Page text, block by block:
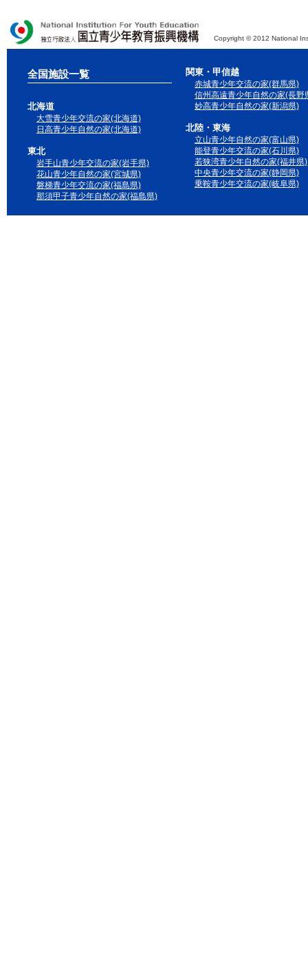
Copyright © 2012 National
全国施設一覧
北海道
大雪青少年交流の家(北海道)
日高青少年自然の家(北海道)
東北
岩手山青少年交流の家(岩手県)
花山青少年自然の家(宮城県)
磐梯青少年交流の家(福島県)
那須甲子青少年自然の家(福島県)
関東・甲信越
赤城青少年交流の家(群馬県)
信州高遠青少年自然の家(長野
妙高青少年自然の家(新潟県)
北陸・東海
立山青少年自然の家(富山県)
能登青少年交流の家(石川県)
若狭湾青少年自然の家(福井県)
中央青少年交流の家(静岡県)
乗鞍青少年交流の家(岐阜県)